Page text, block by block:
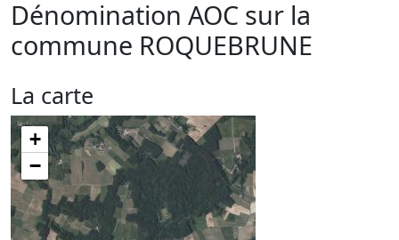
Dénomination AOC sur la
commune ROQUEBRUNE
La carte
+
−